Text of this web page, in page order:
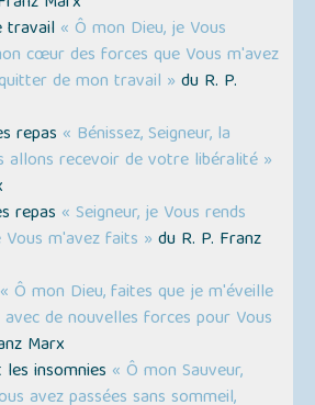
travail « Ô mon Dieu, je Vous
cœur des forces que Vous m'avez
de mon travail » du R. P.
repas « Bénissez, Seigneur, la
allons recevoir de votre libéralité »
repas « Seigneur, je Vous rends
m'avez faits » du R. P. Franz
« Ô mon Dieu, faites que je m'éveille
de nouvelles forces pour Vous
Marx
insomnies « Ô mon Sauveur,